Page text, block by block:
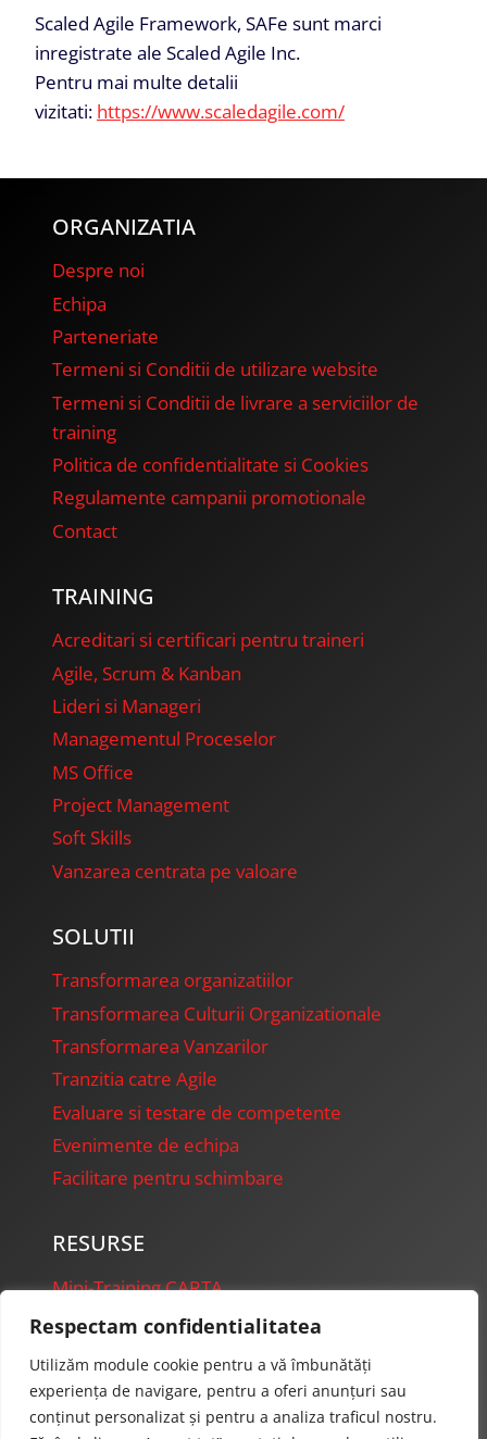
Respectam confidentialitatea
Utilizăm module cookie pentru a vă îmbunătăți
experiența de navigare, pentru a oferi anunțuri sau
conținut personalizat și pentru a analiza traficul nostru.
Scaled Agile Framework, SAFe sunt marci
inregistrate ale Scaled Agile Inc.
Pentru mai multe detalii
vizitati: https://www.scaledagile.com/
ORGANIZATIA
Despre noi
Echipa
Parteneriate
Termeni si Conditii de utilizare website
Termeni si Conditii de livrare a serviciilor de
training
Politica de confidentialitate si Cookies
Regulamente campanii promotionale
Contact
TRAINING
Acreditari si certificari pentru traineri
Agile, Scrum & Kanban
Lideri si Manageri
Managementul Proceselor
MS Office
Project Management
Soft Skills
Vanzarea centrata pe valoare
SOLUTII
Transformarea organizatiilor
Transformarea Culturii Organizationale
Transformarea Vanzarilor
Tranzitia catre Agile
Evaluare si testare de competente
Evenimente de echipa
Facilitare pentru schimbare
RESURSE
Mini-Training CARTA
FireFly Presentations
Starter Projects